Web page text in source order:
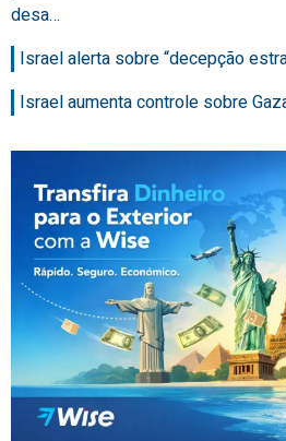
desa…
Israel alerta sobre “decepção
Israel aumenta controle sobre